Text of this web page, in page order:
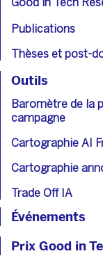
Publications
Thèses et post-
Outils
Baromètre de la
campagne
Cartographie AI
Cartographie
Trade Off IA
Événements
Prix Good in